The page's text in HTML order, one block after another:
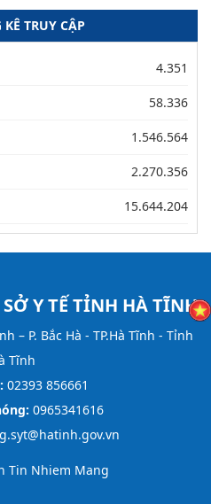
TRUY CẬP
4.351
58.336
1.546.564
2.270.356
15.644.204
SỞ Y TẾ TỈNH HÀ TĨNH
– P. Bắc Hà - TP.Hà Tĩnh - Tỉnh
Tĩnh
02393 856661
0965341616